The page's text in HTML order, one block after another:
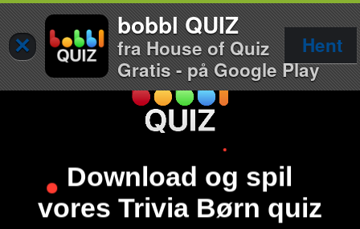
×
bobbl QUIZ
fra House of Quiz
Gratis - på Google Play
Hent
Download og spil
vores Trivia Børn quiz